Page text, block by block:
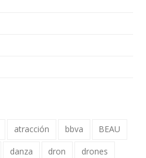
atracción bbva
BEAU
danza dron
drones